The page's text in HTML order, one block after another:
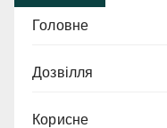
Головне
Дозвілля
Корисне